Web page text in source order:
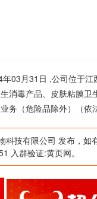
03月31日 ,公司位于
消毒产品、皮肤粘膜
务（危险品除外）（
科技有限公司 发布，如
入群验证:黄页网。